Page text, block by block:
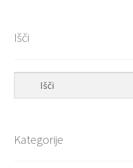
Išči
Kategorije